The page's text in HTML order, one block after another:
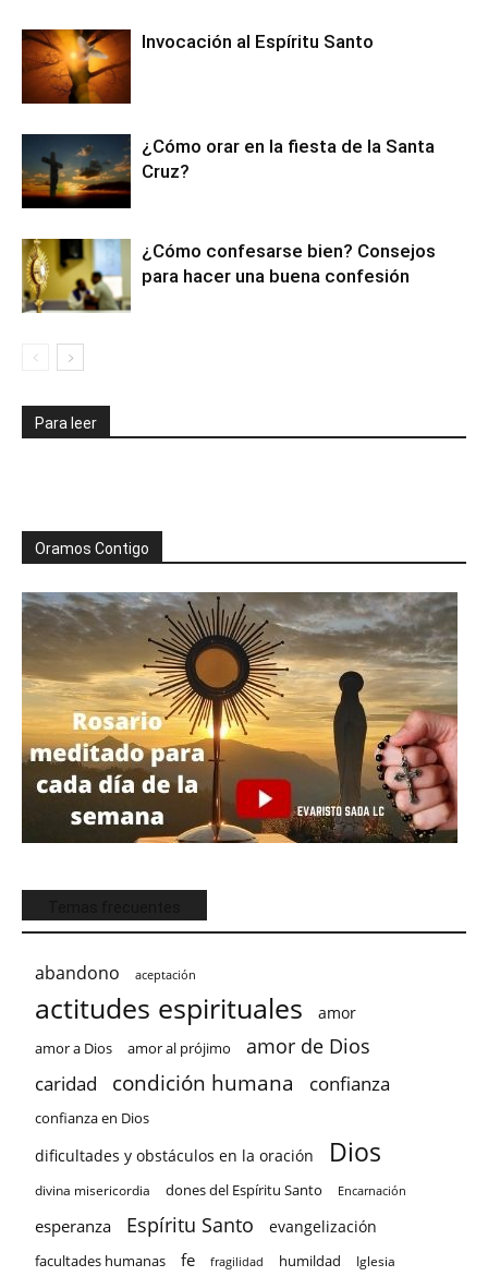
Invocación al Espíritu Santo
¿Cómo orar en la fiesta de la Santa
Cruz?
¿Cómo confesarse bien? Consejos
para hacer una buena confesión
Para leer
Oramos Contigo
abandono aceptación
actitudes espirituales amor
amor a Dios amor al prójimo amor de Dios
caridad condición humana confianza
confianza en Dios
dificultades y obstáculos en la oración Dios
divina misericordia dones del Espíritu Santo Encarnación
esperanza Espíritu Santo evangelización
facultades humanas fe fragilidad humildad Iglesia